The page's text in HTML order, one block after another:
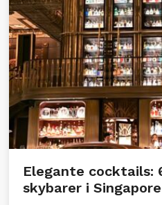
Elegante cocktails:
skybarer i Singapore